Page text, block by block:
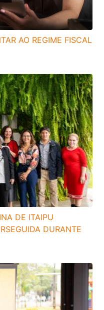
AO REGIME FISCAL
DE ITAIPU
DURANTE